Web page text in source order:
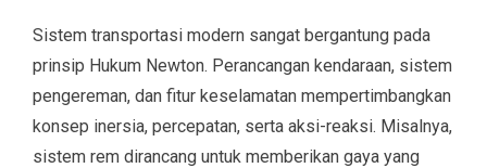
Sistem transportasi modern sangat bergantung pada
prinsip Hukum Newton. Perancangan kendaraan, sistem
pengereman, dan fitur keselamatan mempertimbangkan
konsep inersia, percepatan, serta aksi-reaksi. Misalnya,
sistem rem dirancang untuk memberikan gaya yang